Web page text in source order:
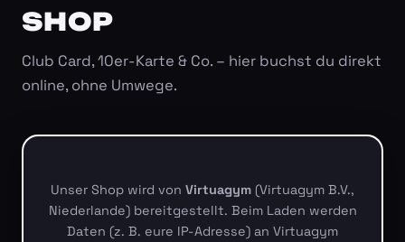
SHOP
Club Card, 10er-Karte & Co. – hier buchst du direkt
online, ohne Umwege.
Unser Shop wird von Virtuagym (Virtuagym B.V.,
Niederlande) bereitgestellt. Beim Laden werden
Daten (z. B. eure IP-Adresse) an Virtuagym